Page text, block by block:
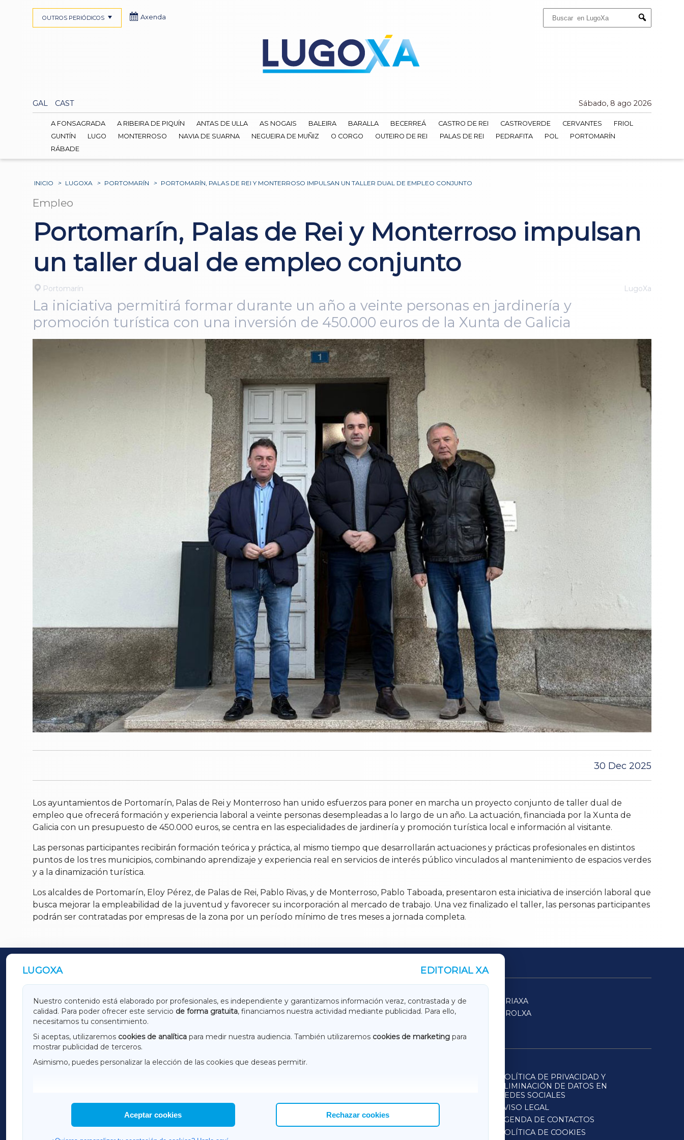
Submit
GAL CAST Sábado, 8 ago 2026
OUTROS PERIÓDICOS Axenda
A FONSAGRADA A RIBEIRA DE PIQUÍN ANTAS DE ULLA AS NOGAIS BALEIRA BARALLA BECERREÁ CASTRO DE REI CASTROVERDE CERVANTES
FRIOL
GUNTÍN
LUGO MONTERROSO NAVIA DE SUARNA NEGUEIRA DE MUÑIZ O CORGO OUTEIRO DE REI PALAS DE REI PEDRAFITA POL
PORTOMARÍN
RÁBADE
INICIO > LUGOXA > PORTOMARÍN > PORTOMARÍN, PALAS DE REI Y MONTERROSO IMPULSAN UN TALLER DUAL DE EMPLEO CONJUNTO
Empleo
Portomarín, Palas de Rei y Monterroso impulsan
un taller dual de empleo conjunto
Portomarín LugoXa
La iniciativa permitirá formar durante un año a veinte personas en jardinería y
promoción turística con una inversión de 450.000 euros de la Xunta de Galicia
30 Dec 2025
Los ayuntamientos de Portomarín, Palas de Rei y Monterroso han unido esfuerzos para poner en marcha un proyecto conjunto de taller dual de
empleo que ofrecerá formación y experiencia laboral a veinte personas desempleadas a lo largo de un año. La actuación, financiada por la Xunta de
Galicia con un presupuesto de 450.000 euros, se centra en las especialidades de jardinería y promoción turística local e información al visitante.
Las personas participantes recibirán formación teórica y práctica, al mismo tiempo que desarrollarán actuaciones y prácticas profesionales en distintos
puntos de los tres municipios, combinando aprendizaje y experiencia real en servicios de interés público vinculados al mantenimiento de espacios verdes
y a la dinamización turística.
Los alcaldes de Portomarín, Eloy Pérez, de Palas de Rei, Pablo Rivas, y de Monterroso, Pablo Taboada, presentaron esta iniciativa de inserción laboral que
busca mejorar la empleabilidad de la juventud y favorecer su incorporación al mercado de trabajo. Una vez finalizado el taller, las personas participantes
podrán ser contratadas por empresas de la zona por un período mínimo de tres meses a jornada completa.
LUGOXA EDITORIAL XA
Nuestro contenido está elaborado por profesionales, es independiente y garantizamos información veraz, contrastada y de
calidad. Para poder ofrecer este servicio de forma gratuita, financiamos nuestra actividad mediante publicidad. Para ello,
necesitamos tu consentimiento.
Si aceptas, utilizaremos cookies de analítica para medir nuestra audiencia. También utilizaremos cookies de marketing para
mostrar publicidad de terceros.
Asimismo, puedes personalizar la elección de las cookies que deseas permitir.
Aceptar cookies Rechazar cookies
OUTROS PERIÓDICOS
GALICIAXA LUGOXA TERRACHAXA
SARRIAXA
AMARIÑAXA
RIBEIRASACRAXA ACORUÑAXA
FERROLXA
OURENSEXA
HEMEROTECA
POLÍTICA DE PRIVACIDAD Y
ELIMINACIÓN DE DATOS EN
REDES SOCIALES
AVISO LEGAL
AGENDA DE CONTACTOS
POLÍTICA DE COOKIES